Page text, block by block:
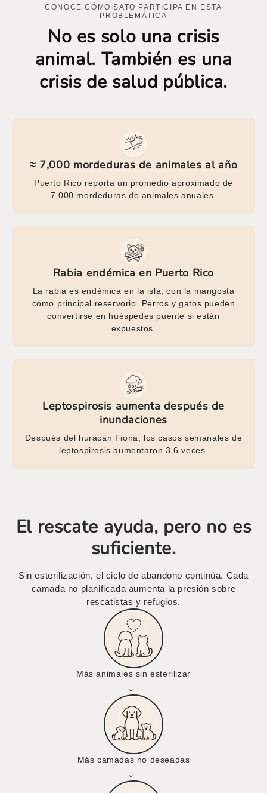
CONOCE CÓMO SATO PARTICIPA EN ESTA
PROBLEMÁTICA
No es solo una crisis
animal. También es una
crisis de salud pública.
≈ 7,000 mordeduras de animales al año
Puerto Rico reporta un promedio aproximado de
7,000 mordeduras de animales anuales.
Rabia endémica en Puerto Rico
La rabia es endémica en la isla, con la mangosta
como principal reservorio. Perros y gatos pueden
convertirse en huéspedes puente si están
expuestos.
Leptospirosis aumenta después de
inundaciones
Después del huracán Fiona, los casos semanales de
leptospirosis aumentaron 3.6 veces.
El rescate ayuda, pero no es
suficiente.
Sin esterilización, el ciclo de abandono continúa. Cada
camada no planificada aumenta la presión sobre
rescatistas y refugios.
Más animales sin esterilizar
→
Más camadas no deseadas
→